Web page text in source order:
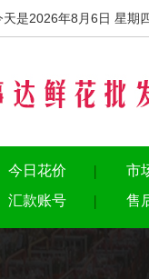
是2026年8月6日 星期
今日花价
市
汇款账号 售